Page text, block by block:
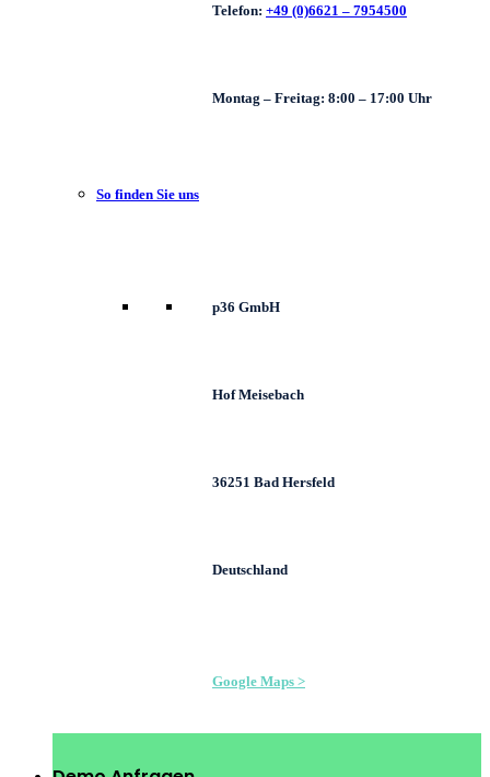
Telefon: +49 (0)6621 – 7954500
Montag – Freitag: 8:00 – 17:00 Uhr
So finden Sie uns
p36 GmbH
Hof Meisebach
36251 Bad Hersfeld
Deutschland
Google Maps >